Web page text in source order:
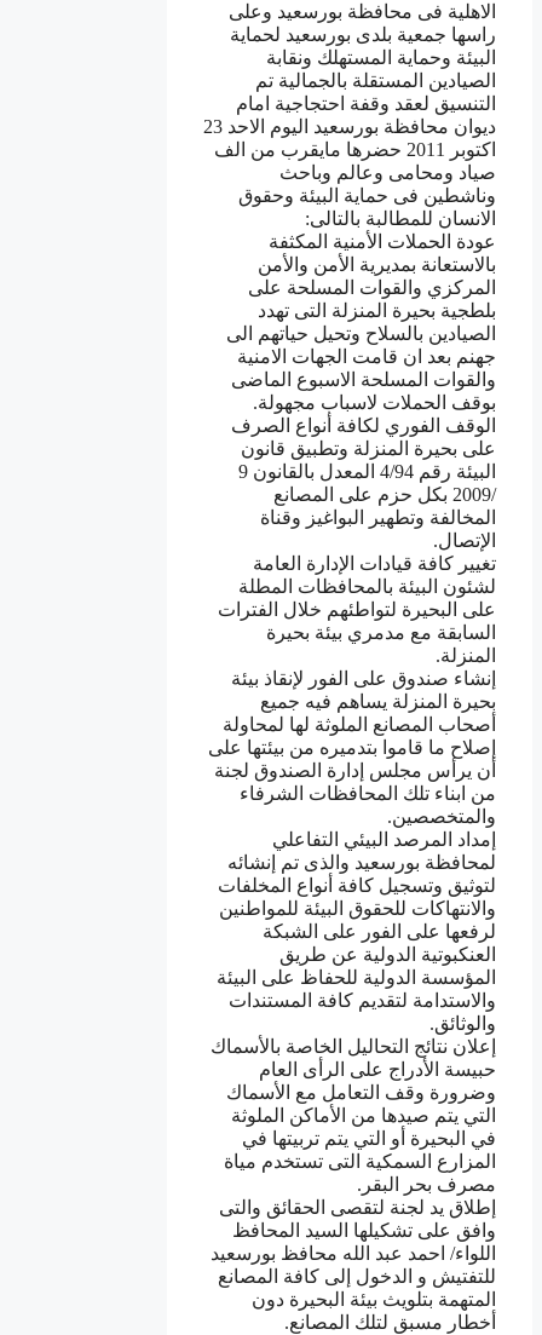
الاهلية فى محافظة بورسعيد وعلى
راسها جمعية بلدى بورسعيد لحماية
البيئة وحماية المستهلك ونقابة
الصيادين المستقلة بالجمالية تم
التنسيق لعقد وقفة احتجاجية امام
ديوان محافظة بورسعيد اليوم الاحد 23
اكتوبر 2011 حضرها مايقرب من الف
صياد ومحامى وعالم وباحث
وناشطين فى حماية البيئة وحقوق
الانسان للمطالبة بالتالى:
عودة الحملات الأمنية المكثفة
بالاستعانة بمديرية الأمن والأمن
المركزي والقوات المسلحة على
بلطجية بحيرة المنزلة التى تهدد
الصيادين بالسلاح وتحيل حياتهم الى
جهنم بعد ان قامت الجهات الامنية
والقوات المسلحة الاسبوع الماضى
بوقف الحملات لاسباب مجهولة.
الوقف الفوري لكافة أنواع الصرف
على بحيرة المنزلة وتطبيق قانون
البيئة رقم 4/94 المعدل بالقانون 9
/2009 بكل حزم على المصانع
المخالفة وتطهير البواغيز وقناة
الإتصال.
تغيير كافة قيادات الإدارة العامة
لشئون البيئة بالمحافظات المطلة
على البحيرة لتواطئهم خلال الفترات
السابقة مع مدمري بيئة بحيرة
المنزلة.
إنشاء صندوق على الفور لإنقاذ بيئة
بحيرة المنزلة يساهم فيه جميع
أصحاب المصانع الملوثة لها لمحاولة
إصلاح ما قاموا بتدميره من بيئتها على
أن يرأس مجلس إدارة الصندوق لجنة
من ابناء تلك المحافظات الشرفاء
والمتخصصين.
إمداد المرصد البيئي التفاعلي
لمحافظة بورسعيد والذى تم إنشائه
لتوثيق وتسجيل كافة أنواع المخلفات
والانتهاكات للحقوق البيئة للمواطنين
لرفعها على الفور على الشبكة
العنكبوتية الدولية عن طريق
المؤسسة الدولية للحفاظ على البيئة
والاستدامة لتقديم كافة المستندات
والوثائق.
إعلان نتائج التحاليل الخاصة بالأسماك
حبيسة الأدراج على الرأى العام
وضرورة وقف التعامل مع الأسماك
التي يتم صيدها من الأماكن الملوثة
في البحيرة أو التي يتم تربيتها في
المزارع السمكية التى تستخدم مياة
مصرف بحر البقر.
إطلاق يد لجنة لتقصى الحقائق والتى
وافق على تشكيلها السيد المحافظ
اللواء/ احمد عبد الله محافظ بورسعيد
للتفتيش و الدخول إلى كافة المصانع
المتهمة بتلويث بيئة البحيرة دون
أخطار مسبق لتلك المصانع.